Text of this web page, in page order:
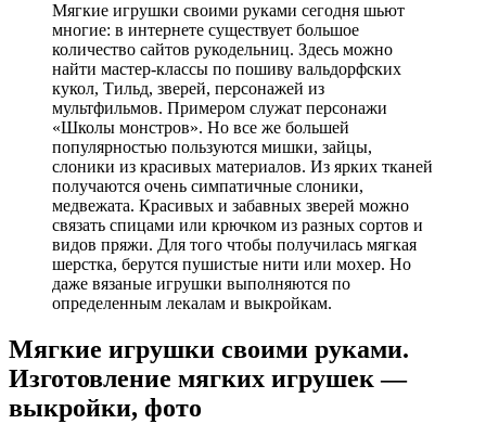
Мягкие игрушки своими руками сегодня шьют
многие: в интернете существует большое
количество сайтов рукодельниц. Здесь можно
найти мастер-классы по пошиву вальдорфских
кукол, Тильд, зверей, персонажей из
мультфильмов. Примером служат персонажи
«Школы монстров». Но все же большей
популярностью пользуются мишки, зайцы,
слоники из красивых материалов. Из ярких тканей
получаются очень симпатичные слоники,
медвежата. Красивых и забавных зверей можно
связать спицами или крючком из разных сортов и
видов пряжи. Для того чтобы получилась мягкая
шерстка, берутся пушистые нити или мохер. Но
даже вязаные игрушки выполняются по
определенным лекалам и выкройкам.
Мягкие игрушки своими руками.
Изготовление мягких игрушек —
выкройки, фото